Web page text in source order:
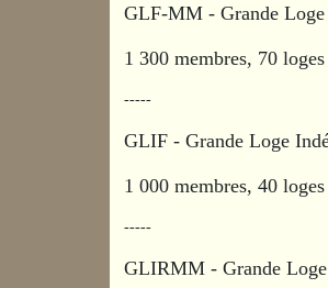
GLF-MM - Grande
1 300 membres, 70
-----
GLIF - Grande Loge
1 000 membres, 40
-----
GLIRMM - Grande